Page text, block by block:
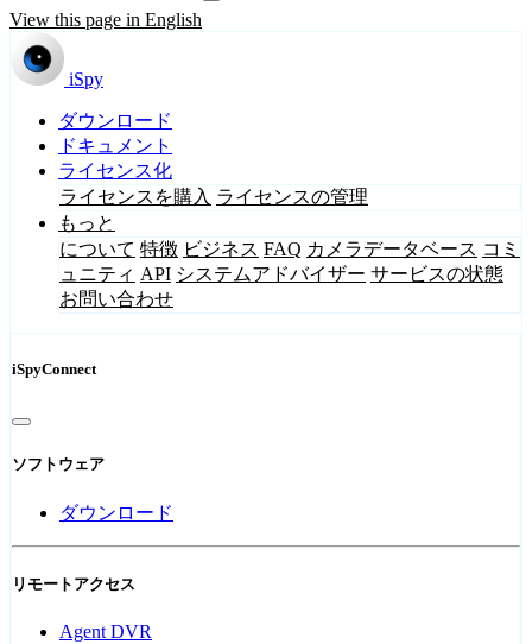
View this page in English
iSpy
ダウンロード
ドキュメント
ライセンス化
ライセンスを購入 ライセンスの管理
もっと
について 特徴 ビジネス FAQ カメラデータベース コミ
ュニティ API システムアドバイザー サービスの状態
お問い合わせ
iSpyConnect
ソフトウェア
ダウンロード
リモートアクセス
Agent DVR